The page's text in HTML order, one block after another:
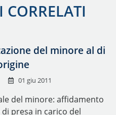
del minore al di
01 giu 2011
del minore: affidamento
presa in carico del